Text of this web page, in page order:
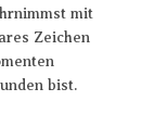
mit
Zeichen
bist.